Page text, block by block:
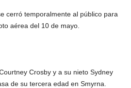
cerró temporalmente al público para
aérea del 10 de mayo.
Crosby y a su nieto Sydney
de su tercera edad en Smyrna.